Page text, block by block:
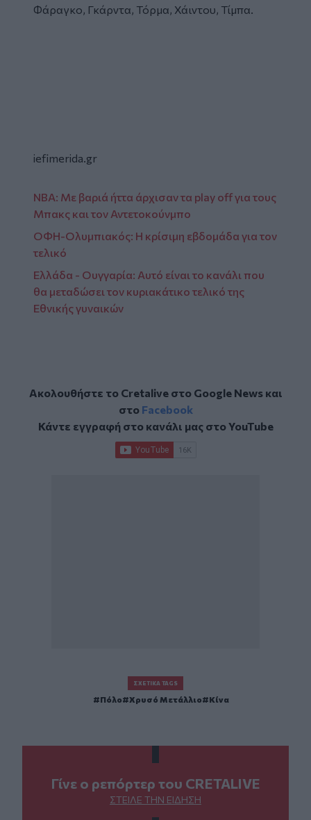
Φάραγκο, Γκάρντα, Τόρμα, Χάιντου, Τίμπα.
iefimerida.gr
NBA: Με βαριά ήττα άρχισαν τα play off για τους
Μπακς και τον Αντετοκούνμπo
ΟΦΗ-Ολυμπιακός: Η κρίσιμη εβδομάδα για τον
τελικό
Ελλάδα - Ουγγαρία: Αυτό είναι το κανάλι που
θα μεταδώσει τον κυριακάτικο τελικό της
Εθνικής γυναικών
Ακολουθήστε το Cretalive στο Google Newsκαι
στο Facebook
Κάντε εγγραφή στο κανάλι μας στοYouTube
ΣΧΕΤΙΚΆ TAGS
Πόλο Χρυσό Μετάλλιο Κίνα
Γίνε ο ρεπόρτερ του CRETALIVE
ΣΤΕΊΛΕ ΤΗΝ ΕΊΔΗΣΗ